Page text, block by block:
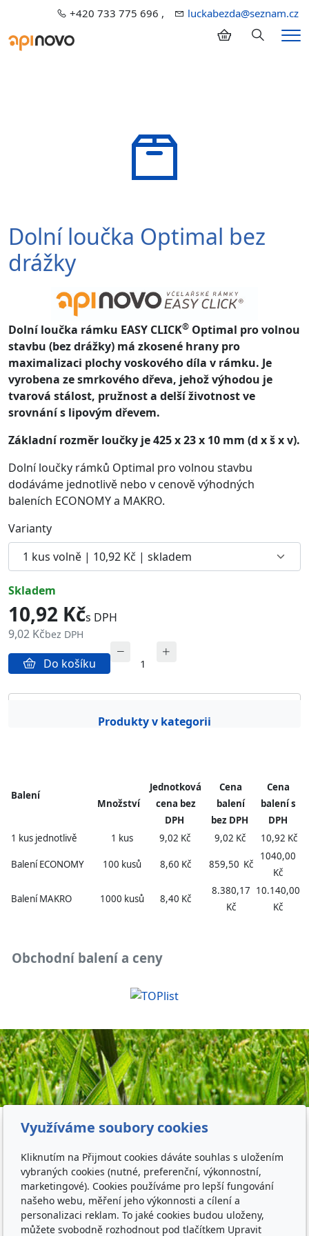
+420 733 775 696 , luckabezda@seznam.cz
Hledání
Dolní loučka Optimal bez
drážky
Dolní loučka rámku EASY CLICK® Optimal pro volnou
stavbu (bez drážky) má zkosené hrany pro
maximalizaci plochy voskového díla v rámku. Je
vyrobena ze smrkového dřeva, jehož výhodou je
tvarová stálost, pružnost a delší životnost ve
srovnání s lipovým dřevem.
Základní rozměr loučky je 425 x 23 x 10 mm (d x š x v).
Dolní loučky rámků Optimal pro volnou stavbu
dodáváme jednotlivě nebo v cenově výhodných
baleních ECONOMY a MAKRO.
Varianty
skladem
10,92 Kčs DPH
9,02 Kčbez DPH
Do košíku
Obrázky
Produkty v kategorii
Obchodní balení a ceny
Balení
Množství
Jednotková
cena bez
DPH
Cena
balení
bez DPH
Cena
balení s
DPH
1 kus jednotlivě
1 kus 9,02 Kč 9,02 Kč 10,92 Kč
Balení ECONOMY 100 kusů 8,60 Kč 859,50 Kč
1040,00
Kč
Balení MAKRO 1000 kusů 8,40 Kč
8.380,17
Kč
10.140,00
Kč
Využíváme soubory cookies
Kliknutím na Přijmout cookies dáváte souhlas s uložením
vybraných cookies (nutné, preferenční, výkonnostní,
marketingové). Cookies používáme pro lepší fungování
našeho webu, měření jeho výkonnosti a cílení a
personalizaci reklam. To jaké cookies budou uloženy,
můžete svobodně rozhodnout pod tlačítkem Upravit